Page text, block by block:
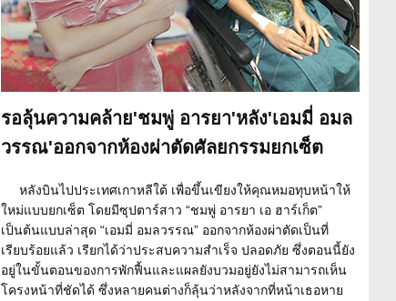
รอลุ้นความคล้าย'ชมพู่ อารยา'หลัง'เอมมี่ อมล
วรรณ'ออกจากห้องผ่าตัดศัลยกรรมยกเซ็ต
หลังบินไปประเทศเกาหลีใต้ เพื่อขึ้นเขียงให้คุณหมอทุบหน้าให้
ใหม่แบบยกเซ็ต โดยมีซุปตาร์สาว “ชมพู่ อารยา เอ ฮาร์เก็ต”
เป็นต้นแบบล่าสุด “เอมมี่ อมลวรรณ” ออกจากห้องผ่าตัดเป็นที่
เรียบร้อยแล้ว เรียกได้ว่าประสบความสำเร็จ ปลอดภัย ซึ่งตอนนี้ยัง
อยู่ในขั้นตอนของการพักฟื้นและแผลยังบวมอยู่ยังไม่สามารถเห็น
โครงหน้าที่ชัดได้ ซึ่งหลายคนต่างก็ลุ้นว่าหลังจากที่หน้าเธอหาย